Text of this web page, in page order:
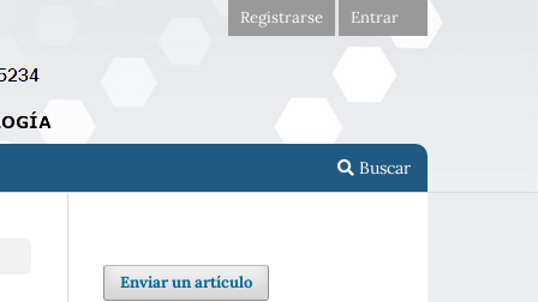
Buscar
Registrarse Entrar
Enviar un artículo